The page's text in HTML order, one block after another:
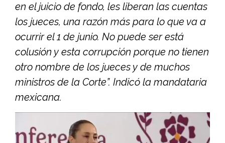
en el juicio de fondo, les liberan las cuentas
los jueces, una razón más para lo que va a
ocurrir el 1 de junio. No puede ser está
colusión y esta corrupción porque no tienen
otro nombre de los jueces y de muchos
ministros de la Corte”. Indicó la mandataria
mexicana.